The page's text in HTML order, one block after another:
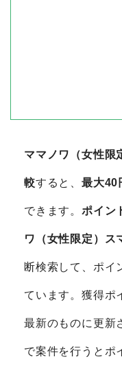
ママノワ（女性限
較すると、最大40
できます。 ポイン
ワ（女性限定）ス
断検索して、ポイ
ています。獲得ポ
最新のものに更新
で案件を行うとポ